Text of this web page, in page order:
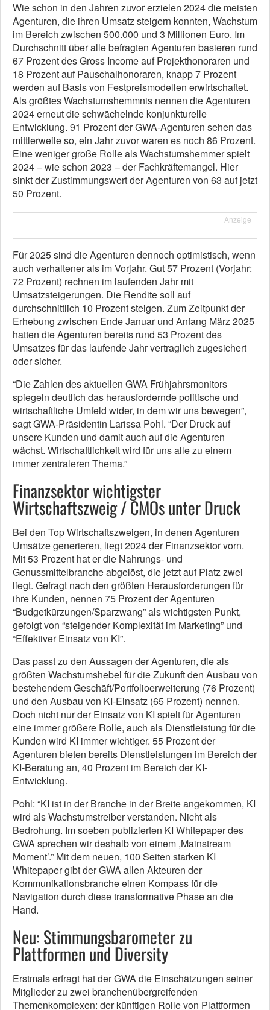
Wie schon in den Jahren zuvor erzielen 2024 die meisten
Agenturen, die ihren Umsatz steigern konnten, Wachstum
im Bereich zwischen 500.000 und 3 Millionen Euro. Im
Durchschnitt über alle befragten Agenturen basieren rund
67 Prozent des Gross Income auf Projekthonoraren und
18 Prozent auf Pauschalhonoraren, knapp 7 Prozent
werden auf Basis von Festpreismodellen erwirtschaftet.
Als größtes Wachstumshemmnis nennen die Agenturen
2024 erneut die schwächelnde konjunkturelle
Entwicklung. 91 Prozent der GWA-Agenturen sehen das
mittlerweile so, ein Jahr zuvor waren es noch 86 Prozent.
Eine weniger große Rolle als Wachstumshemmer spielt
2024 – wie schon 2023 – der Fachkräftemangel. Hier
sinkt der Zustimmungswert der Agenturen von 63 auf jetzt
50 Prozent.
Anzeige
Für 2025 sind die Agenturen dennoch optimistisch, wenn
auch verhaltener als im Vorjahr. Gut 57 Prozent (Vorjahr:
72 Prozent) rechnen im laufenden Jahr mit
Umsatzsteigerungen. Die Rendite soll auf
durchschnittlich 10 Prozent steigen. Zum Zeitpunkt der
Erhebung zwischen Ende Januar und Anfang März 2025
hatten die Agenturen bereits rund 53 Prozent des
Umsatzes für das laufende Jahr vertraglich zugesichert
oder sicher.
“Die Zahlen des aktuellen GWA Frühjahrsmonitors
spiegeln deutlich das herausfordernde politische und
wirtschaftliche Umfeld wider, in dem wir uns bewegen”,
sagt GWA-Präsidentin Larissa Pohl. “Der Druck auf
unsere Kunden und damit auch auf die Agenturen
wächst. Wirtschaftlichkeit wird für uns alle zu einem
immer zentraleren Thema.”
Finanzsektor wichtigster
Wirtschaftszweig / CMOs unter Druck
Bei den Top Wirtschaftszweigen, in denen Agenturen
Umsätze generieren, liegt 2024 der Finanzsektor vorn.
Mit 53 Prozent hat er die Nahrungs- und
Genussmittelbranche abgelöst, die jetzt auf Platz zwei
liegt. Gefragt nach den größten Herausforderungen für
ihre Kunden, nennen 75 Prozent der Agenturen
“Budgetkürzungen/Sparzwang” als wichtigsten Punkt,
gefolgt von “steigender Komplexität im Marketing” und
“Effektiver Einsatz von KI”.
Das passt zu den Aussagen der Agenturen, die als
größten Wachstumshebel für die Zukunft den Ausbau von
bestehendem Geschäft/Portfolioerweiterung (76 Prozent)
und den Ausbau von KI-Einsatz (65 Prozent) nennen.
Doch nicht nur der Einsatz von KI spielt für Agenturen
eine immer größere Rolle, auch als Dienstleistung für die
Kunden wird KI immer wichtiger. 55 Prozent der
Agenturen bieten bereits Dienstleistungen im Bereich der
KI-Beratung an, 40 Prozent im Bereich der KI-
Entwicklung.
Pohl: “KI ist in der Branche in der Breite angekommen, KI
wird als Wachstumstreiber verstanden. Nicht als
Bedrohung. Im soeben publizierten KI Whitepaper des
GWA sprechen wir deshalb von einem ,Mainstream
Moment’.” Mit dem neuen, 100 Seiten starken KI
Whitepaper gibt der GWA allen Akteuren der
Kommunikationsbranche einen Kompass für die
Navigation durch diese transformative Phase an die
Hand.
Neu: Stimmungsbarometer zu
Plattformen und Diversity
Erstmals erfragt hat der GWA die Einschätzungen seiner
Mitglieder zu zwei branchenübergreifenden
Themenkomplexen: der künftigen Rolle von Plattformen